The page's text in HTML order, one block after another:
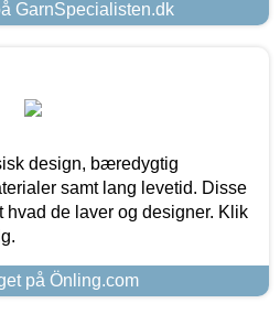
GarnSpecialisten.dk
design, bæredygtig
samt lang levetid. Disse
de laver og designer. Klik
på Önling.com